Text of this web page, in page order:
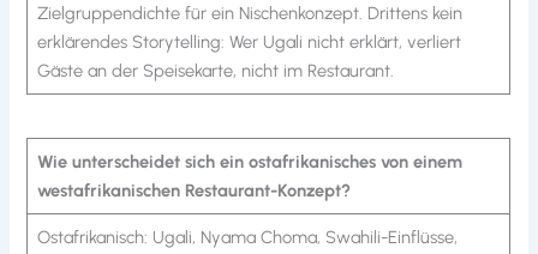
Zielgruppendichte für ein Nischenkonzept. Drittens kein
erklärendes Storytelling: Wer Ugali nicht erklärt, verliert
Gäste an der Speisekarte, nicht im Restaurant.
Wie unterscheidet sich ein ostafrikanisches von einem
westafrikanischen Restaurant-Konzept?
Ostafrikanisch: Ugali, Nyama Choma, Swahili-Einflüsse,